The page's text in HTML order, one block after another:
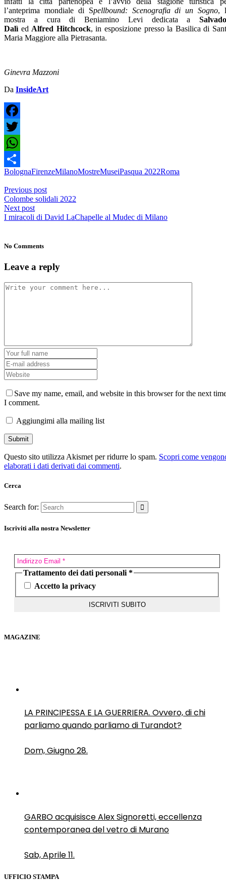
l’anteprima mondiale di Spellbound: Scenografia di un Sogno,
mostra a cura di Beniamino Levi dedicata a
Dalì ed Alfred Hitchcock, in esposizione presso la Basilica di
Maria Maggiore alla Pietrasanta.
Ginevra Mazzoni
Da InsideArt
Facebook
Twitter
WhatsApp
Condividi
BolognaFirenzeMilanoMostreMuseiPasqua 2022Roma
Previous post
Colombe solidali 2022
Next post
I miracoli di David LaChapelle al Mudec di Milano
No Comments
Leave a reply
Save my name, email, and website in this browser for the next
I comment.
Aggiungimi alla mailing list
Questo sito utilizza Akismet per ridurre lo spam. Scopri come
elaborati i dati derivati dai commenti.
Cerca
Search for:
Iscriviti alla nostra Newsletter
Trattamento dei dati personali *
Accetto la privacy
MAGAZINE
LA PRINCIPESSA E LA GUERRIERA. Ovvero, di chi
parliamo quando parliamo di Turandot?
Dom, Giugno 28.
GARBO acquisisce Alex Signoretti, eccellenza
contemporanea del vetro di Murano
Sab, Aprile 11.
UFFICIO STAMPA